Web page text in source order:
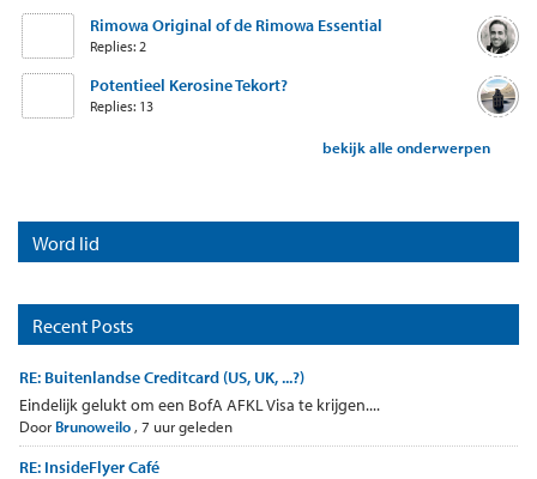
Rimowa Original of de Rimowa Essential
Replies: 2
Potentieel Kerosine Tekort?
Replies: 13
bekijk alle onderwerpen
Word lid
Recent Posts
RE: Buitenlandse Creditcard (US, UK, ...?)
Eindelijk gelukt om een BofA AFKL Visa te krijgen....
Door Brunoweilo , 7 uur geleden
RE: InsideFlyer Café